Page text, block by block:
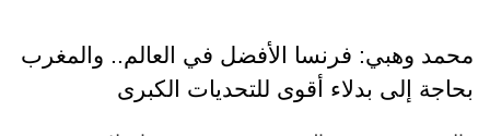
محمد وهبي: فرنسا الأفضل في العالم.. والمغرب
بحاجة إلى بدلاء أقوى للتحديات الكبرى